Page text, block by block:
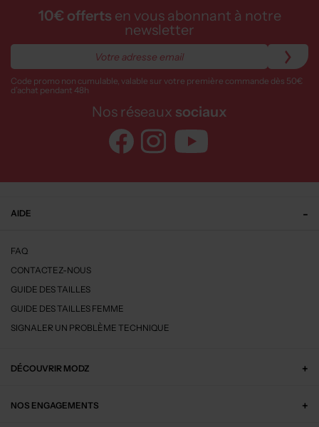
10€ offerts en vous abonnant à notre
newsletter
Code promo non cumulable, valable sur votre première commande dès 50€
d’achat pendant 48h
Nos réseaux sociaux
AIDE
FAQ
CONTACTEZ-NOUS
GUIDE DES TAILLES
GUIDE DES TAILLES FEMME
SIGNALER UN PROBLÈME TECHNIQUE
DÉCOUVRIR MODZ
NOS ENGAGEMENTS